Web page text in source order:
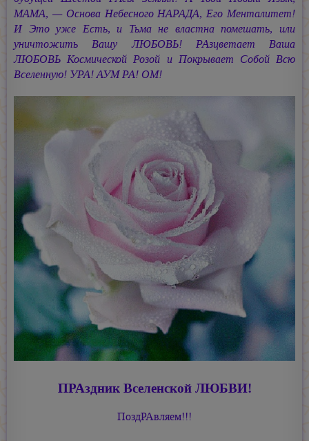
МАМА, — Основа Небесного НАРАДА, Его Менталитет!
И Это уже Есть, и Тьма не властна помешать, или
уничтожить Вашу ЛЮБОВЬ! РАзцветает Ваша
ЛЮБОВЬ Космической Розой и Покрывает Собой Всю
Вселенную! УРА!АУМ РА! ОМ!
ПРАздник Вселенской ЛЮБВИ!
ПоздРАвляем!!!